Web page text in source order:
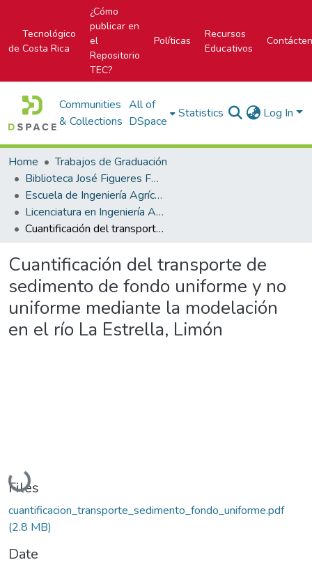
Tecnológico
de Costa Rica
¿Cómo
publicar en
el
Repositorio
TEC?
Políticas
Recursos
Educativos
Communities
& Collections
All of
DSpace
Statistics Log In
Home
Trabajos de Graduación
Biblioteca José Figueres Ferrer
Escuela de Ingeniería Agrícola
Licenciatura en Ingeniería Agrícola
Cuantificación del transporte de sedimento de fondo uniforme y no uniforme mediante la modelación en el río La Estrella, Limón
Cuantificación del transporte de
sedimento de fondo uniforme y no
uniforme mediante la modelación
en el río La Estrella, Limón
Loading...
Files
cuantificacion_transporte_sedimento_fondo_uniforme.pdf
(2.8 MB)
Date